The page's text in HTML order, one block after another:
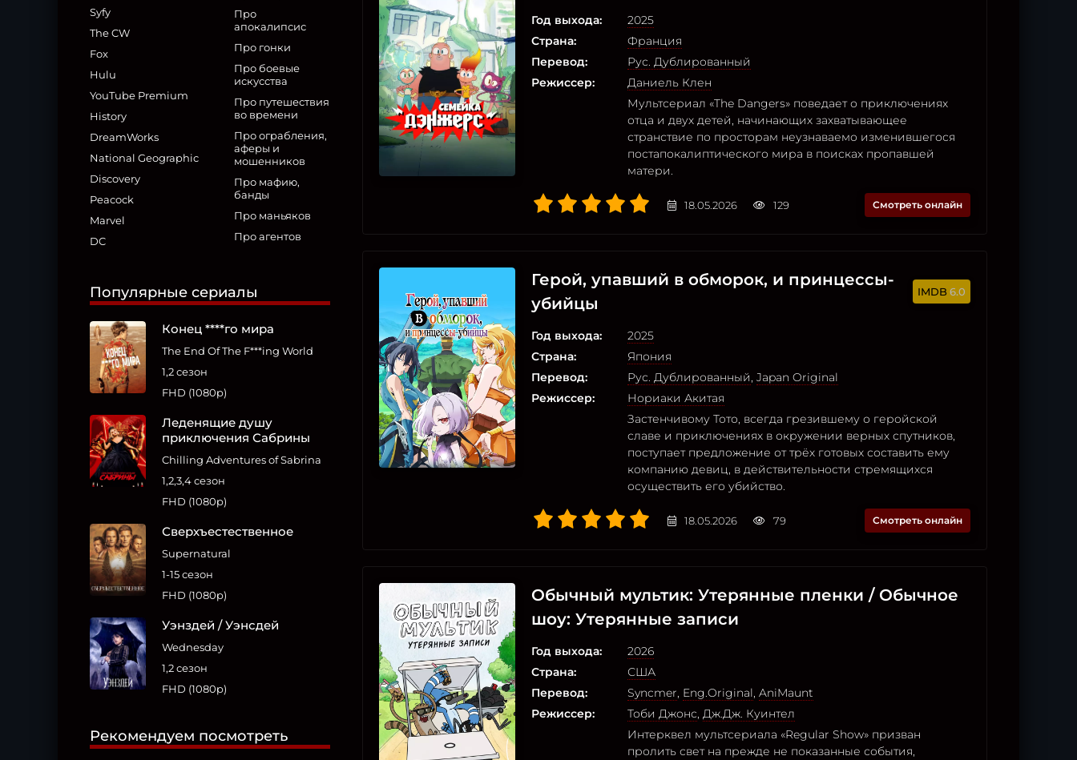
Syfy
The CW
Fox
Hulu
YouTube Premium
History
DreamWorks
National Geographic
Discovery
Peacock
Marvel
DC
Про
апокалипсис
Про гонки
Про боевые
искусства
Про путешествия
во времени
Про ограбления,
аферы и
мошенников
Про мафию,
банды
Про маньяков
Про агентов
Популярные сериалы
Конец ****го мира
The End Of The F***ing World
1,2 сезон
FHD (1080p)
Леденящие душу
приключения Сабрины
Chilling Adventures of Sabrina
1,2,3,4 сезон
FHD (1080p)
Сверхъестественное
Supernatural
1-15 сезон
FHD (1080p)
Уэнздей / Уэнсдей
Wednesday
1,2 сезон
FHD (1080p)
Рекомендуем посмотреть
Год выхода:
2025
Страна:
Франция
Перевод:
Рус. Дублированный
Режиссер:
Даниель Клен
Мультсериал «The Dangers» поведает о приключениях
отца и двух детей, начинающих захватывающее
странствие по просторам неузнаваемо изменившегося
постапокалиптического мира в поисках пропавшей
матери.
18.05.2026 129 Смотреть онлайн
Герой, упавший в обморок, и принцессы-
убийцы
6.0
Год выхода:
2025
Страна:
Япония
Перевод:
Рус. Дублированный, Japan Original
Режиссер:
Нориаки Акитая
Застенчивому Тото, всегда грезившему о геройской
славе и приключениях в окружении верных спутников,
поступает предложение от трёх готовых составить ему
компанию девиц, в действительности стремящихся
осуществить его убийство.
18.05.2026 79 Смотреть онлайн
Обычный мультик: Утерянные пленки / Обычное
шоу: Утерянные записи
Год выхода:
2026
Страна:
США
Перевод:
Syncmer, Eng.Original, AniMaunt
Режиссер:
Тоби Джонс, Дж.Дж. Куинтел
Интерквел мультсериала «Regular Show» призван
пролить свет на прежде не показанные события,